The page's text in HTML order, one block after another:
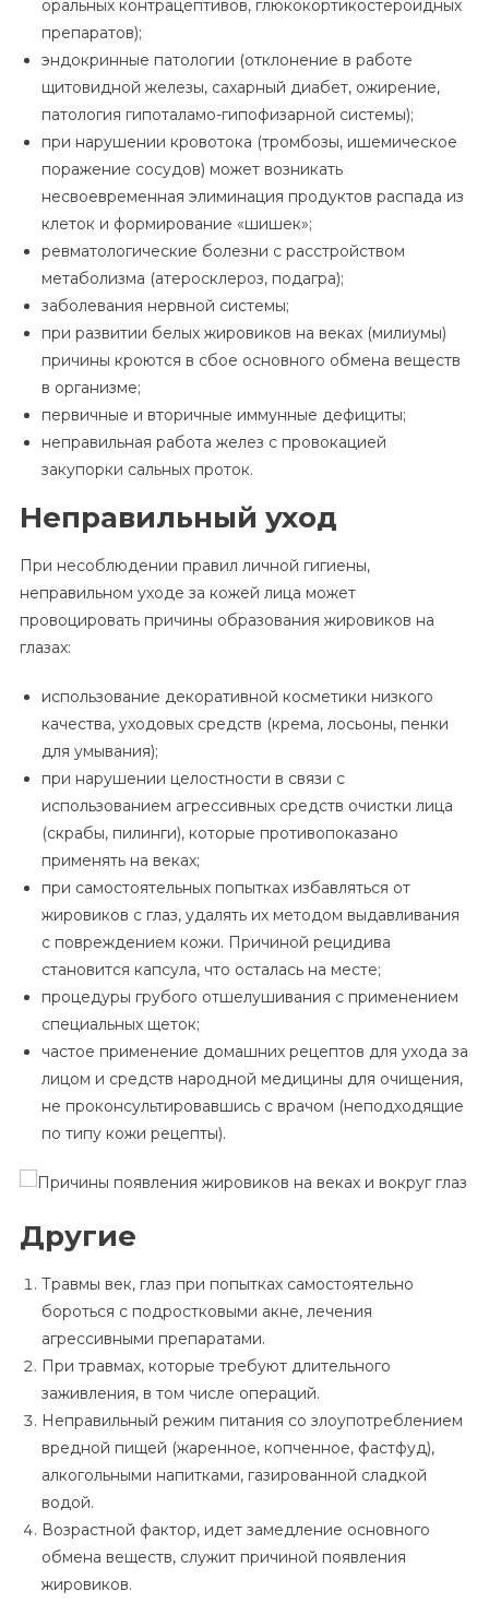
оральных контрацептивов, глюкокортикостероидных
препаратов);
эндокринные патологии (отклонение в работе
щитовидной железы, сахарный диабет, ожирение,
патология гипоталамо-гипофизарной системы);
при нарушении кровотока (тромбозы, ишемическое
поражение сосудов) может возникать
несвоевременная элиминация продуктов распада из
клеток и формирование «шишек»;
ревматологические болезни с расстройством
метаболизма (атеросклероз, подагра);
заболевания нервной системы;
при развитии белых жировиков на веках (милиумы)
причины кроются в сбое основного обмена веществ
в организме;
первичные и вторичные иммунные дефициты;
неправильная работа желез с провокацией
закупорки сальных проток.
Неправильный уход
При несоблюдении правил личной гигиены,
неправильном уходе за кожей лица может
провоцировать причины образования жировиков на
глазах:
использование декоративной косметики низкого
качества, уходовых средств (крема, лосьоны, пенки
для умывания);
при нарушении целостности в связи с
использованием агрессивных средств очистки лица
(скрабы, пилинги), которые противопоказано
применять на веках;
при самостоятельных попытках избавляться от
жировиков с глаз, удалять их методом выдавливания
с повреждением кожи. Причиной рецидива
становится капсула, что осталась на месте;
процедуры грубого отшелушивания с применением
специальных щеток;
частое применение домашних рецептов для ухода за
лицом и средств народной медицины для очищения,
не проконсультировавшись с врачом (неподходящие
по типу кожи рецепты).
Другие
Травмы век, глаз при попытках самостоятельно
бороться с подростковыми акне, лечения
агрессивными препаратами.
При травмах, которые требуют длительного
заживления, в том числе операций.
Неправильный режим питания со злоупотреблением
вредной пищей (жаренное, копченное, фастфуд),
алкогольными напитками, газированной сладкой
водой.
Возрастной фактор, идет замедление основного
обмена веществ, служит причиной появления
жировиков.